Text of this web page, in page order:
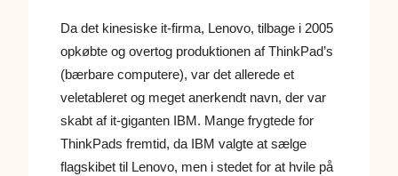
Da det kinesiske it-firma, Lenovo, tilbage i 2005
opkøbte og overtog produktionen af ThinkPad’s
(bærbare computere), var det allerede et
veletableret og meget anerkendt navn, der var
skabt af it-giganten IBM. Mange frygtede for
ThinkPads fremtid, da IBM valgte at sælge
flagskibet til Lenovo, men i stedet for at hvile på